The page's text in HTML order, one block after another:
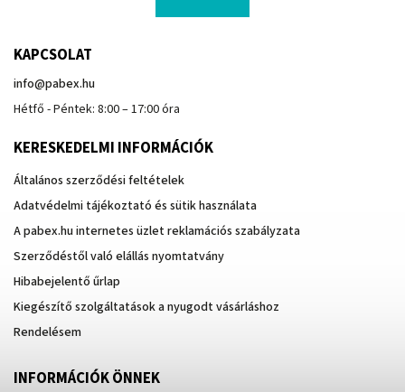
KAPCSOLAT
info@pabex.hu
Hétfő - Péntek: 8:00 – 17:00 óra
KERESKEDELMI INFORMÁCIÓK
Általános szerződési feltételek
Adatvédelmi tájékoztató és sütik használata
A pabex.hu internetes üzlet reklamációs szabályzata
Szerződéstől való elállás nyomtatvány
Hibabejelentő űrlap
Kiegészítő szolgáltatások a nyugodt vásárláshoz
Rendelésem
INFORMÁCIÓK ÖNNEK